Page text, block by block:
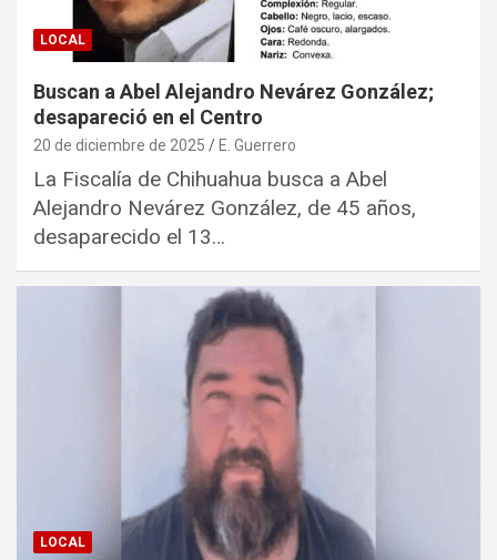
LOCAL
Buscan a Abel Alejandro Nevárez González;
desapareció en el Centro
20 de diciembre de 2025 E. Guerrero
La Fiscalía de Chihuahua busca a Abel
Alejandro Nevárez González, de 45 años,
desaparecido el 13…
LOCAL